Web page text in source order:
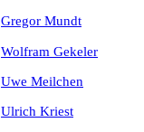
Gregor Mundt
Wolfram Gekeler
Uwe Meilchen
Ulrich Kriest